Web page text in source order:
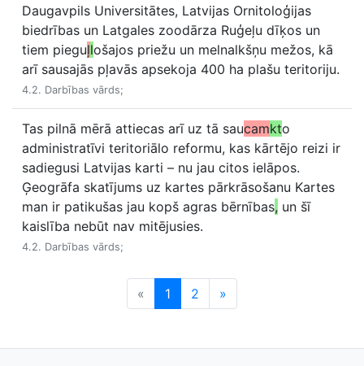
Daugavpils Universitātes, Latvijas Ornitoloģijas
biedrības un Latgales zoodārza Ruģeļu dīķos un
tiem pieguļlošajos priežu un melnalkšņu mežos, kā
arī sausajās pļavās apsekoja 400 ha plašu teritoriju.
4.2. Darbības vārds;
Tas pilnā mērā attiecas arī uz tā saucamkto
administratīvi teritoriālo reformu, kas kārtējo reizi ir
sadiegusi Latvijas karti – nu jau citos ielāpos.
Ģeogrāfa skatījums uz kartes pārkrāsošanu Kartes
man ir patikušas jau kopš agras bērnības, un šī
kaislība nebūt nav mitējusies.
4.2. Darbības vārds;
« 1 2 »